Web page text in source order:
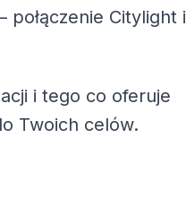
Citylight i
i tego co oferuje
Twoich celów.